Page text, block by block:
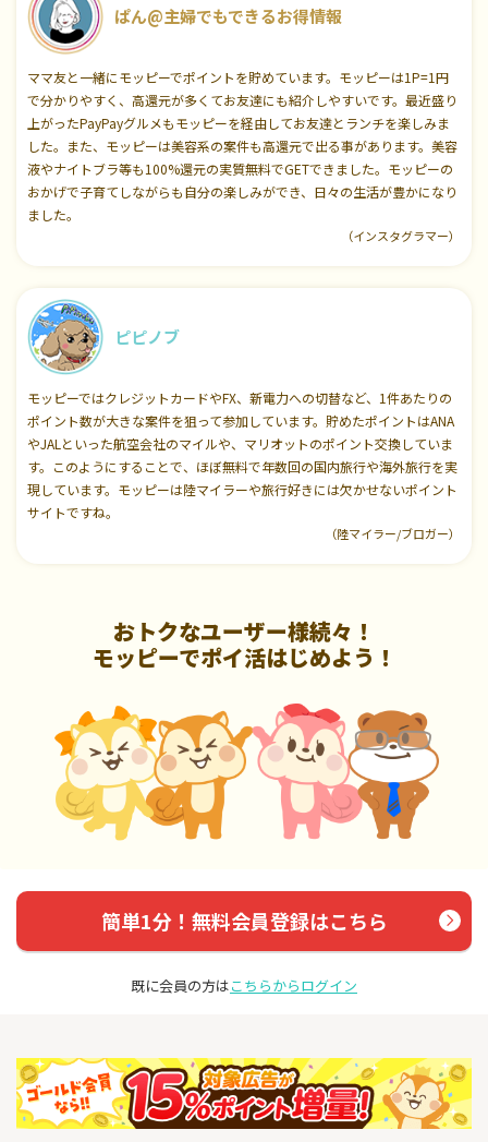
ぱん@主婦でもできるお得情報
ママ友と一緒にモッピーでポイントを貯めています。モッピーは1P=1円
で分かりやすく、高還元が多くてお友達にも紹介しやすいです。最近盛り
上がったPayPayグルメもモッピーを経由してお友達とランチを楽しみま
した。また、モッピーは美容系の案件も高還元で出る事があります。美容
液やナイトブラ等も100%還元の実質無料でGETできました。モッピーの
おかげで子育てしながらも自分の楽しみができ、日々の生活が豊かになり
ました。
（インスタグラマー）
ピピノブ
モッピーではクレジットカードやFX、新電力への切替など、1件あたりの
ポイント数が大きな案件を狙って参加しています。貯めたポイントはANA
やJALといった航空会社のマイルや、マリオットのポイント交換していま
す。このようにすることで、ほぼ無料で年数回の国内旅行や海外旅行を実
現しています。モッピーは陸マイラーや旅行好きには欠かせないポイント
サイトですね。
（陸マイラー/ブロガー）
おトクなユーザー様続々！
モッピーでポイ活はじめよう！
簡単1分！無料会員登録はこちら
既に会員の方はこちらからログイン